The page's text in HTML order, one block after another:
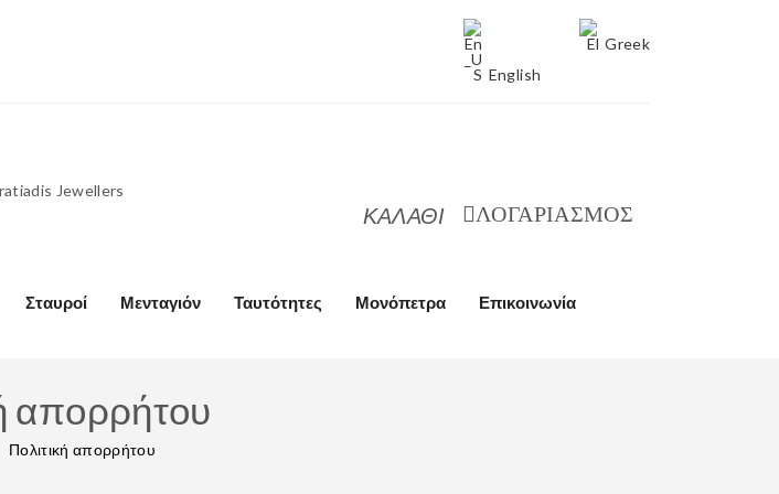
English
Greek
ΛΟΓΑΡΙΑΣΜΟΣ
ΚΑΛΑΘΙ
Σταυροί Μενταγιόν Ταυτότητες Μονόπετρα Επικοινωνία
απορρήτου
Πολιτική απορρήτου